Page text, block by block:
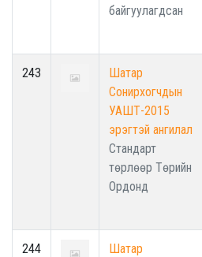
байгуулагдсан
243
Шатар
Сонирхогчдын
УАШТ-2015
эрэгтэй ангилал
Стандарт
төрлөөр Төрийн
Ордонд
244
Шатар